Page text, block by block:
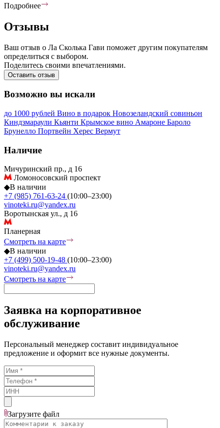
Подробнее
Отзывы
Ваш отзыв о Ла Сколька Гави поможет другим покупателям
определиться с выбором.
Поделитесь своими впечатлениями.
Оставить отзыв
Возможно вы искали
до 1000 рублей Вино в подарок Новозеландский совиньон
Киндзмараули Кьянти Крымское вино Амароне Бароло
Брунелло Портвейн Херес Вермут
Наличие
Мичуринский пр., д 16
Ломоносовский проспект
◆В наличии
+7 (985) 761-63-24 (10:00–23:00)
vinoteki.ru@yandex.ru
Воротынская ул., д 16
Планерная
Смотреть на карте
◆В наличии
+7 (499) 500-19-48 (10:00–23:00)
vinoteki.ru@yandex.ru
Смотреть на карте
Заявка на корпоративное
обслуживание
Персональный менеджер составит индивидуальное
предложение и оформит все нужные документы.
Загрузите файл